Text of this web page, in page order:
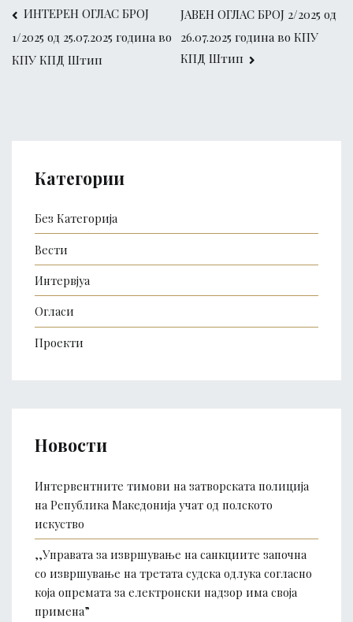
Post
navigation
ИНТЕРЕН ОГЛАС БРОЈ
1/2025 од 25.07.2025 година во
КПУ КПД Штип
ЈАВЕН ОГЛАС БРОЈ 2/2025 од
26.07.2025 година во КПУ
КПД Штип
Категории
Без Категорија
Вести
Интервјуа
Огласи
Проекти
Новости
Интервентните тимови на затворската полиција
на Република Македонија учат од полското
искуство
,,Управата за извршување на санкциите започна
со извршување на третата судска одлука согласно
која опремата за електронски надзор има своја
примена”